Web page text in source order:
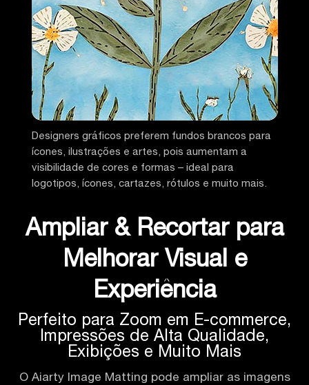
Designers gráficos preferem fundos brancos para
ícones, ilustrações e artes, pois aumentam a
visibilidade de cores e formas – ideal para
logotipos, ícones, cartazes, rótulos e muito mais.
Ampliar & Recortar para
Melhorar Visual e
Experiência
Perfeito para Zoom em E-commerce,
Impressões de Alta Qualidade,
Exibições e Muito Mais
O Aiarty Image Matting pode ampliar as imagens